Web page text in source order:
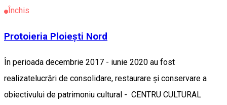
Închis
Protoieria Ploiești Nord
În perioada decembrie 2017 - iunie 2020 au fost
realizatelucrări de consolidare, restaurare și conservare a
obiectivului de patrimoniu cultural - CENTRU CULTURAL